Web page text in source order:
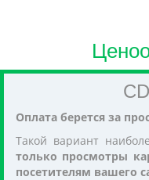
Оплата берется за
Такой вариант
только просмотры
посетителям вашего